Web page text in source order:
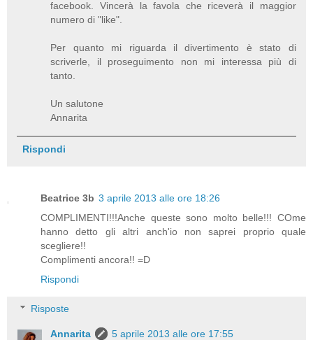
facebook. Vincerà la favola che riceverà il maggior
numero di "like".
Per quanto mi riguarda il divertimento è stato di
scriverle, il proseguimento non mi interessa più di
tanto.
Un salutone
Annarita
Rispondi
Beatrice 3b 3 aprile 2013 alle ore 18:26
COMPLIMENTI!!!Anche queste sono molto belle!!! COme
hanno detto gli altri anch'io non saprei proprio quale
scegliere!!
Complimenti ancora!! =D
Rispondi
Risposte
Annarita
5 aprile 2013 alle ore 17:55